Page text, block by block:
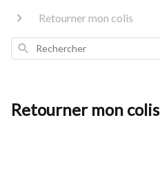
Retourner mon colis
Rechercher
Retourner mon colis